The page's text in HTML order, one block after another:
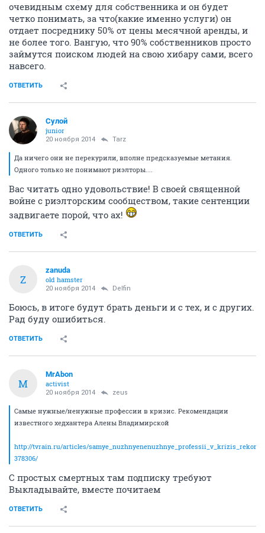
очевидным схему для собственника и он будет
четко понимать, за что(какие именно услуги) он
отдает посреднику 50% от цены месячной аренды, и
не более того. Вангую, что 90% собственников просто
займутся поиском людей на свою хибару сами, всего
навсего.
ОТВЕТИТЬ
Сулой
junior
20 ноября 2014 Tarz
Да ничего они не перекурили, вполне предсказуемые метания.
Одного только не понимают риэлторы....
Вас читать одно удовольствие! В своей священной
войне с риэлторским сообществом, такие сентенции
задвигаете порой, что ах!
ОТВЕТИТЬ
Z
zanuda
old hamster
20 ноября 2014 Delfin
Боюсь, в итоге будут брать деньги и с тех, и с других.
Рад буду ошибиться.
ОТВЕТИТЬ
M
MrAbon
activist
20 ноября 2014 zeus
Самые нужные/ненужные профессии в кризис. Рекомендации
известного хедхантера Алены Владимирской
http://tvrain.ru/articles/
378306/
С простых смертных там подписку требуют
Выкладывайте, вместе почитаем
ОТВЕТИТЬ